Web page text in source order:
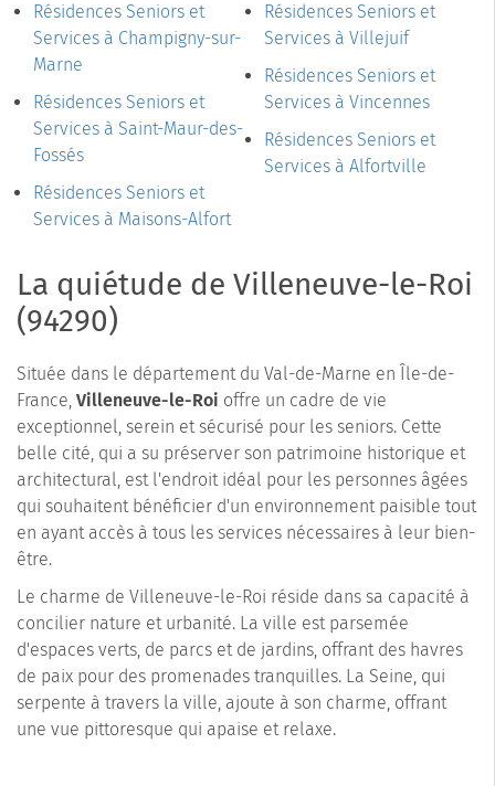
Résidences Seniors et
Services à Champigny-sur-
Marne
Résidences Seniors et
Services à Saint-Maur-des-
Fossés
Résidences Seniors et
Services à Maisons-Alfort
Résidences Seniors et
Services à Villejuif
Résidences Seniors et
Services à Vincennes
Résidences Seniors et
Services à Alfortville
La quiétude de Villeneuve-le-Roi
(94290)
Située dans le département du Val-de-Marne en Île-de-
France, Villeneuve-le-Roi offre un cadre de vie
exceptionnel, serein et sécurisé pour les seniors. Cette
belle cité, qui a su préserver son patrimoine historique et
architectural, est l'endroit idéal pour les personnes âgées
qui souhaitent bénéficier d'un environnement paisible tout
en ayant accès à tous les services nécessaires à leur bien-
être.
Le charme de Villeneuve-le-Roi réside dans sa capacité à
concilier nature et urbanité. La ville est parsemée
d'espaces verts, de parcs et de jardins, offrant des havres
de paix pour des promenades tranquilles. La Seine, qui
serpente à travers la ville, ajoute à son charme, offrant
une vue pittoresque qui apaise et relaxe.